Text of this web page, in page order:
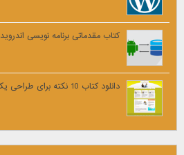
کتاب مقدماتی برنامه نویسی اندروید
دانلود کتاب 10 نکته برای طراحی یک سایت [...]